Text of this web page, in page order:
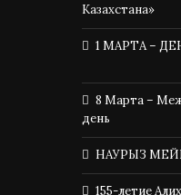
Казахстана»
1 МАРТА –
8 Марта –
день
НАУРЫЗ
155-летие